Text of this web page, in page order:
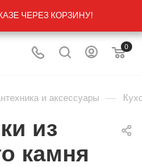
ЧЕРЕЗ КОРЗИНУ!
0
и аксессуары —
из
камня